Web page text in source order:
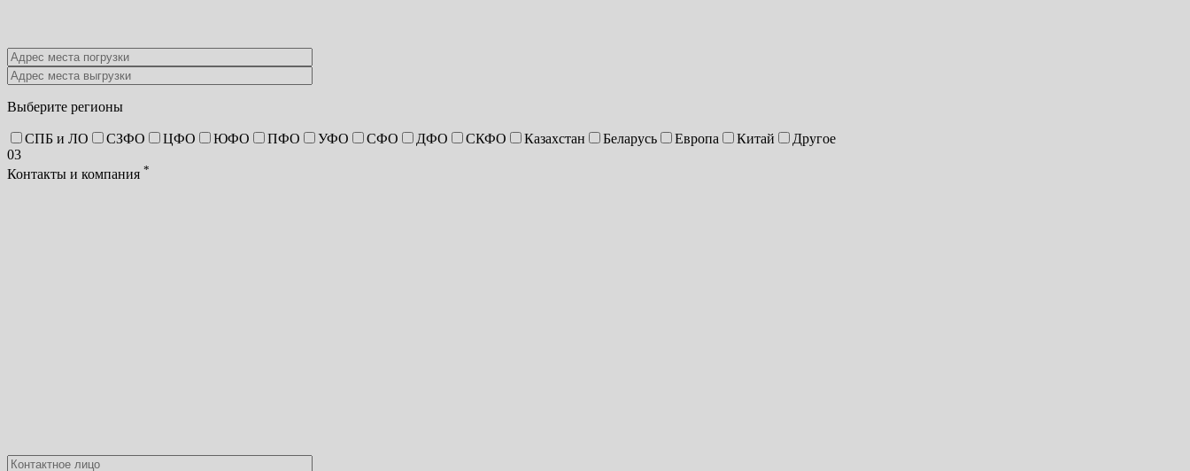
Выберите регионы
СПБ и ЛО СЗФО ЦФО ЮФО ПФО УФО СФО ДФО СКФО Казахстан Беларусь Европа Китай
Другое
03
Контакты и компания *